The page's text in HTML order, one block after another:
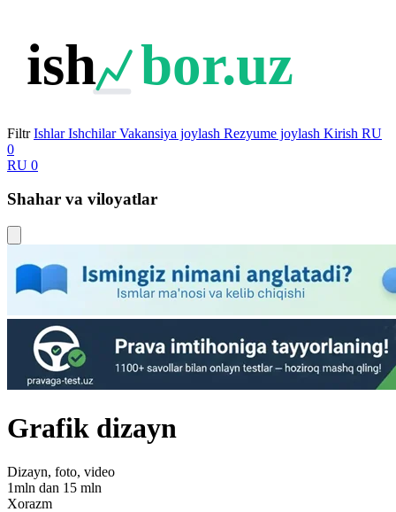
ish bor.uz
Filtr Ishlar Ishchilar Vakansiya joylash Rezyume joylash Kirish RU
0
RU 0
Shahar va viloyatlar
Grafik dizayn
Dizayn, foto, video
1mln dan 15 mln
Xorazm